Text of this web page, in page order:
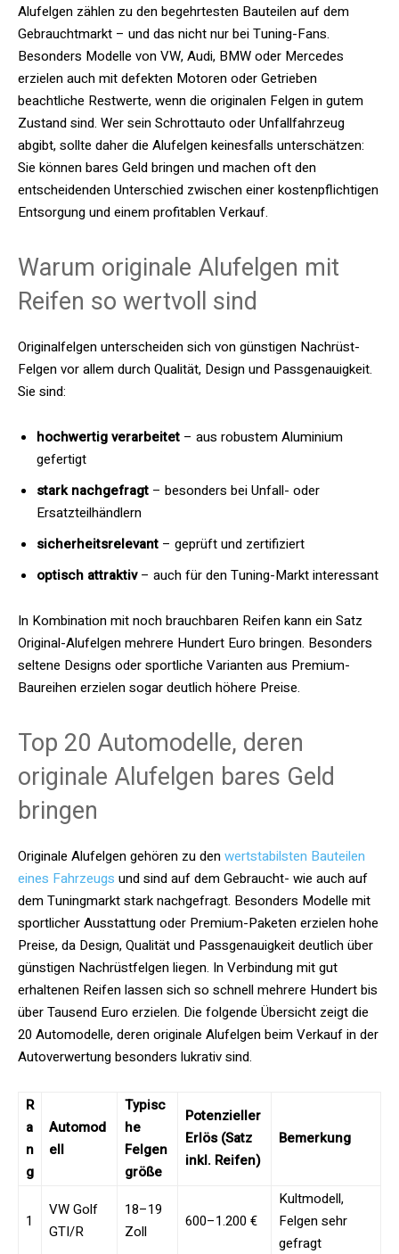
Alufelgen zählen zu den begehrtesten Bauteilen auf dem
Gebrauchtmarkt – und das nicht nur bei Tuning-Fans.
Besonders Modelle von VW, Audi, BMW oder Mercedes
erzielen auch mit defekten Motoren oder Getrieben
beachtliche Restwerte, wenn die originalen Felgen in gutem
Zustand sind. Wer sein Schrottauto oder Unfallfahrzeug
abgibt, sollte daher die Alufelgen keinesfalls unterschätzen:
Sie können bares Geld bringen und machen oft den
entscheidenden Unterschied zwischen einer kostenpflichtigen
Entsorgung und einem profitablen Verkauf.
Warum originale Alufelgen mit
Reifen so wertvoll sind
Originalfelgen unterscheiden sich von günstigen Nachrüst-
Felgen vor allem durch Qualität, Design und Passgenauigkeit.
Sie sind:
hochwertig verarbeitet – aus robustem Aluminium
gefertigt
stark nachgefragt – besonders bei Unfall- oder
Ersatzteilhändlern
sicherheitsrelevant – geprüft und zertifiziert
optisch attraktiv– auch für den Tuning-Markt interessant
In Kombination mit noch brauchbaren Reifen kann ein Satz
Original-Alufelgen mehrere Hundert Euro bringen. Besonders
seltene Designs oder sportliche Varianten aus Premium-
Baureihen erzielen sogar deutlich höhere Preise.
Top 20 Automodelle, deren
originale Alufelgen bares Geld
bringen
Originale Alufelgen gehören zu denwertstabilsten Bauteilen
eines Fahrzeugs und sind auf dem Gebraucht- wie auch auf
dem Tuningmarkt stark nachgefragt. Besonders Modelle mit
sportlicher Ausstattung oder Premium-Paketen erzielen hohe
Preise, da Design, Qualität und Passgenauigkeit deutlich über
günstigen Nachrüstfelgen liegen. In Verbindung mit gut
erhaltenen Reifen lassen sich so schnell mehrere Hundert bis
über Tausend Euro erzielen. Die folgende Übersicht zeigt die
20 Automodelle, deren originale Alufelgen beim Verkauf in der
Autoverwertung besonders lukrativ sind.
R
a
n
g
Automod
ell
Typisc
he
Felgen
größe
Potenzieller
Erlös (Satz
inkl. Reifen)
Bemerkung
1
VW Golf
GTI/R
18–19
Zoll
600–1.200 €
Kultmodell,
Felgen sehr
gefragt